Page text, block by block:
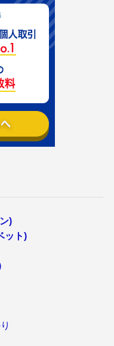
)
ット)